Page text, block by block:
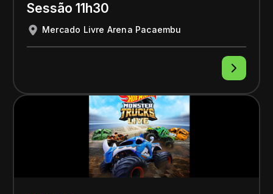
Sessão 11h30
Mercado Livre Arena Pacaembu